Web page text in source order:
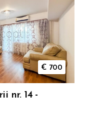
€ 700
nr. 14 -